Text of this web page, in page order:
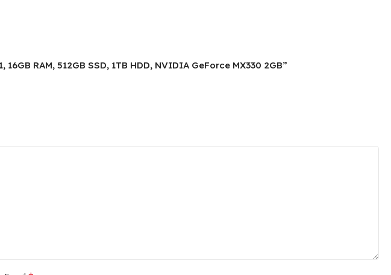
RAM, 512GB SSD, 1TB HDD, NVIDIA GeForce MX330 2GB”